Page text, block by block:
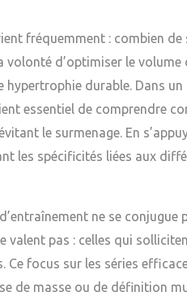
fréquemment : combien
d’optimiser le
durable. Dans
essentiel de comprendre
le surmenage. En
les spécificités liées aux
ne se conjugue
pas : celles qui
Ce focus sur les séries
de masse ou de définition